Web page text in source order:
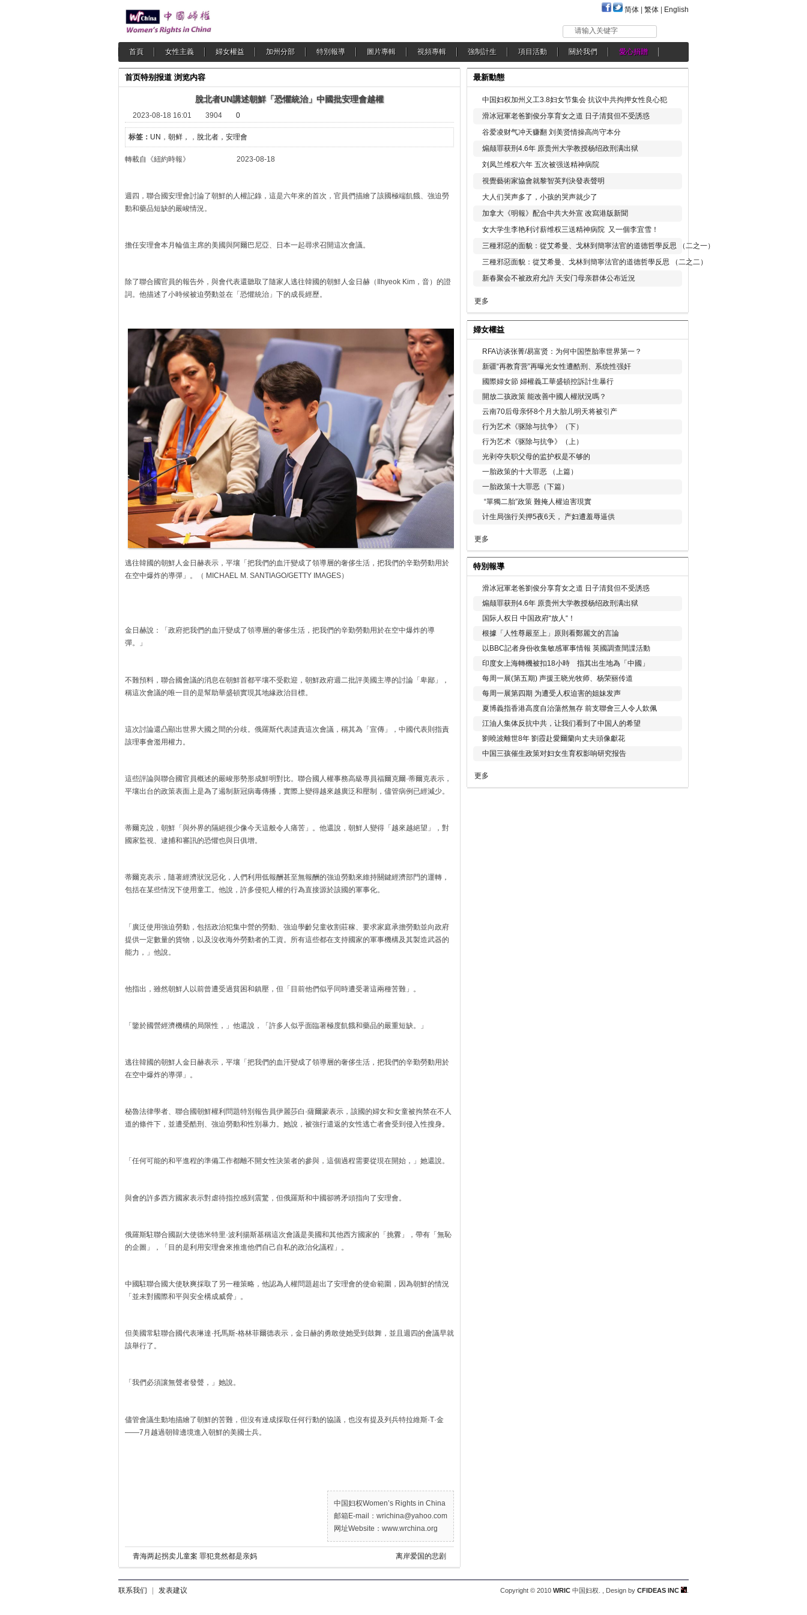
简体 繁体 English
请输入关键字
首頁 女性主義 婦女權益 加州分部 特別報導 圖片專輯 視頻專輯 強制計生 項目活動 關於我們 愛心捐贈
首页特别报道 浏览内容
脫北者UN講述朝鮮「恐懼統治」中國批安理會越權
2023-08-18 16:01 3904 0
标签： UN ， 朝鲜， ， 脫北者，安理會
轉載自《紐約時報》 2023-08-18
週四，聯合國安理會討論了朝鮮的人權記錄，這是六年來的首次，官員們描繪了該國極端飢餓、強迫勞
動和藥品短缺的嚴峻情況。
擔任安理會本月輪值主席的美國與阿爾巴尼亞、日本一起尋求召開這次會議。
除了聯合國官員的報告外，與會代表還聽取了隨家人逃往韓國的朝鮮人金日赫（Ilhyeok Kim，音）的證
詞。他描述了小時候被迫勞動並在「恐懼統治」下的成長經歷。
逃往韓國的朝鮮人金日赫表示，平壤「把我們的血汗變成了領導層的奢侈生活，把我們的辛勤勞動用於
在空中爆炸的導彈」。（ MICHAEL M. SANTIAGO/GETTY IMAGES）
金日赫說：「政府把我們的血汗變成了領導層的奢侈生活，把我們的辛勤勞動用於在空中爆炸的導
彈。」
不難預料，聯合國會議的消息在朝鮮首都平壤不受歡迎，朝鮮政府週二批評美國主導的討論「卑鄙」，
稱這次會議的唯一目的是幫助華盛頓實現其地緣政治目標。
這次討論還凸顯出世界大國之間的分歧。俄羅斯代表譴責這次會議，稱其為「宣傳」，中國代表則指責
該理事會濫用權力。
這些評論與聯合國官員概述的嚴峻形勢形成鮮明對比。聯合國人權事務高級專員福爾克爾·蒂爾克表示，
平壤出台的政策表面上是為了遏制新冠病毒傳播，實際上變得越來越廣泛和壓制，儘管病例已經減少。
蒂爾克說，朝鮮「與外界的隔絕很少像今天這般令人痛苦」。他還說，朝鮮人變得「越來越絕望」，對
國家監視、逮捕和審訊的恐懼也與日俱增。
蒂爾克表示，隨著經濟狀況惡化，人們利用低報酬甚至無報酬的強迫勞動來維持關鍵經濟部門的運轉，
包括在某些情況下使用童工。他說，許多侵犯人權的行為直接源於該國的軍事化。
「廣泛使用強迫勞動，包括政治犯集中營的勞動、強迫學齡兒童收割莊稼、要求家庭承擔勞動並向政府
提供一定數量的貨物，以及沒收海外勞動者的工資。所有這些都在支持國家的軍事機構及其製造武器的
能力，」他說。
他指出，雖然朝鮮人以前曾遭受過貧困和鎮壓，但「目前他們似乎同時遭受著這兩種苦難」。
「鑒於國營經濟機構的局限性，」他還說，「許多人似乎面臨著極度飢餓和藥品的嚴重短缺。」
逃往韓國的朝鮮人金日赫表示，平壤「把我們的血汗變成了領導層的奢侈生活，把我們的辛勤勞動用於
在空中爆炸的導彈」。
秘魯法律學者、聯合國朝鮮權利問題特別報告員伊麗莎白·薩爾蒙表示，該國的婦女和女童被拘禁在不人
道的條件下，並遭受酷刑、強迫勞動和性別暴力。她說，被強行遣返的女性逃亡者會受到侵入性搜身。
「任何可能的和平進程的準備工作都離不開女性決策者的參與，這個過程需要從現在開始，」她還說。
與會的許多西方國家表示對虐待指控感到震驚，但俄羅斯和中國卻將矛頭指向了安理會。
俄羅斯駐聯合國副大使德米特里·波利揚斯基稱這次會議是美國和其他西方國家的「挑釁」，帶有「無恥
的企圖」，「目的是利用安理會來推進他們自己自私的政治化議程」。
中國駐聯合國大使耿爽採取了另一種策略，他認為人權問題超出了安理會的使命範圍，因為朝鮮的情況
「並未對國際和平與安全構成威脅」。
但美國常駐聯合國代表琳達·托馬斯-格林菲爾德表示，金日赫的勇敢使她受到鼓舞，並且週四的會議早就
該舉行了。
「我們必須讓無聲者發聲，」她說。
儘管會議生動地描繪了朝鮮的苦難，但沒有達成採取任何行動的協議，也沒有提及列兵特拉維斯·T·金
——7月越過朝韓邊境進入朝鮮的美國士兵。
中国妇权Women’s Rights in China
邮箱E-mail：wrichina@yahoo.com
网址Website：www.wrchina.org
青海两起拐卖儿童案 罪犯竟然都是亲妈 离岸爱国的悲剧
最新動態
中国妇权加州义工3.8妇女节集会 抗议中共拘押女性良心犯
滑冰冠軍老爸劉俊分享育女之道 日子清貧但不受誘惑
谷爱凌财气冲天赚翻 刘美贤情操高尚守本分
煽颠罪获刑4.6年 原贵州大学教授杨绍政刑满出狱
刘凤兰维权六年 五次被强送精神病院
視覺藝術家協會就黎智英判決發表聲明
大人们哭声多了，小孩的哭声就少了
加拿大《明報》配合中共大外宣 改寫港版新聞
女大学生李艳利讨薪维权三送精神病院 又一個李宜雪！
三種邪惡的面貌：從艾希曼、戈林到簡寧法官的道德哲學反思 （二之一）
三種邪惡面貌：從艾希曼、戈林到簡寧法官的道德哲學反思 （二之二）
新春聚会不被政府允許 天安门母亲群体公布近況
更多
婦女權益
RFA访谈张菁/易富贤：为何中国堕胎率世界第一？
新疆“再教育营”再曝光女性遭酷刑、系统性强奸
國際婦女節 婦權義工華盛頓控訴計生暴行
開放二孩政策 能改善中國人權狀況嗎？
云南70后母亲怀8个月大胎儿明天将被引产
行为艺术《驱除与抗争》（下）
行为艺术《驱除与抗争》（上）
光剥夺失职父母的监护权是不够的
一胎政策的十大罪恶 （上篇）
一胎政策十大罪恶（下篇）
“單獨二胎”政策 難掩人權迫害現實
计生局強行关押5夜6天， 产妇遭羞辱逼供
更多
特別報導
滑冰冠軍老爸劉俊分享育女之道 日子清貧但不受誘惑
煽颠罪获刑4.6年 原贵州大学教授杨绍政刑满出狱
国际人权日 中国政府“放人“！
根據「人性尊嚴至上」原則看鄭麗文的言論
以BBC記者身份收集敏感軍事情報 英國調查間諜活動
印度女上海轉機被扣18小時 指其出生地為「中國」
每周一展(第五期) 声援王晓光牧师、杨荣丽传道
每周一展第四期 为遭受人权迫害的姐妹发声
夏博義指香港高度自治蕩然無存 前支聯會三人令人欽佩
江油人集体反抗中共，让我们看到了中国人的希望
劉曉波離世8年 劉霞赴愛爾蘭向丈夫頭像獻花
中国三孩催生政策对妇女生育权影响研究报告
更多
联系我们 | 发表建议 Copyright © 2010 WRIC 中国妇权. , Design by CFIDEAS INC